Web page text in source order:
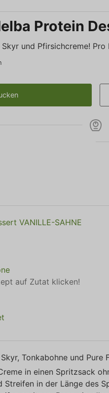
Protein
und Pfirsichcreme!
VANILLE-SAHNE
auf Zutat klicken!
Tonkabohne und
in einen Spritzsack
Streifen in der Länge des